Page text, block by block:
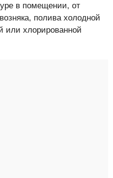
в помещении, от
полива холодной
или хлорированной